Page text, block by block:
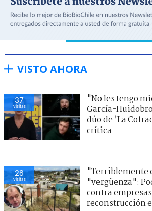
VISTO AHORA
37
visitas
"No les tengo
García-
dúo de ’La
crítica
28
visitas
"Terriblemente
"vergüenza":
contra
reconstrucción